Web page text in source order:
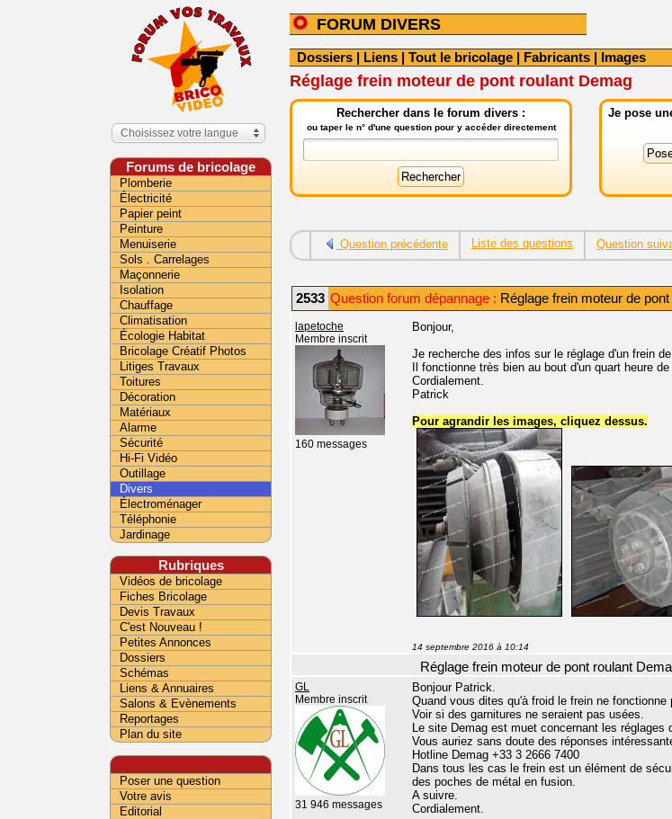
FORUM DIVERS
Dossiers | Liens | Tout le bricolage | Fabricants | Images
Réglage frein moteur de pont roulant Demag
Rechercher dans le forum divers :
ou taper le n° d'une question pour y accéder directement
Je pose
Question précédente Liste des questions Question
2533 Question forum dépannage : Réglage frein moteur de
lapetoche
Membre inscrit
160 messages
Bonjour,
Je recherche des infos sur le réglage d'un frein
Il fonctionne très bien au bout d'un quart heure
Cordialement.
Patrick
Pour agrandir les images, cliquez dessus.
14 septembre 2016 à 10:14
Réglage frein moteur de pont roulant
GL
Membre inscrit
31 946 messages
Bonjour Patrick.
Quand vous dites qu'à froid le frein ne
Voir si des garnitures ne seraient pas usées.
Le site Demag est muet concernant les réglages
Vous auriez sans doute des réponses
Hotline Demag +33 3 2666 7400
Dans tous les cas le frein est un élément de
des poches de métal en fusion.
A suivre.
Cordialement.
Choisissez votre langue
Forums de bricolage
Plomberie
Électricité
Papier peint
Peinture
Menuiserie
Sols . Carrelages
Maçonnerie
Isolation
Chauffage
Climatisation
Écologie Habitat
Bricolage Créatif Photos
Litiges Travaux
Toitures
Décoration
Matériaux
Alarme
Sécurité
Hi-Fi Vidéo
Outillage
Divers
Électroménager
Téléphonie
Jardinage
Rubriques
Vidéos de bricolage
Fiches Bricolage
Devis Travaux
C'est Nouveau !
Petites Annonces
Dossiers
Schémas
Liens & Annuaires
Salons & Evènements
Reportages
Plan du site
Poser une question
Votre avis
Editorial